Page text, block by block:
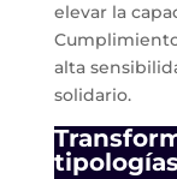
elevar la
alta
solidario.